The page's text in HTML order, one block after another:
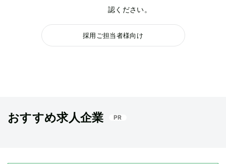
認ください。
採用ご担当者様向け
おすすめ求人企業 PR